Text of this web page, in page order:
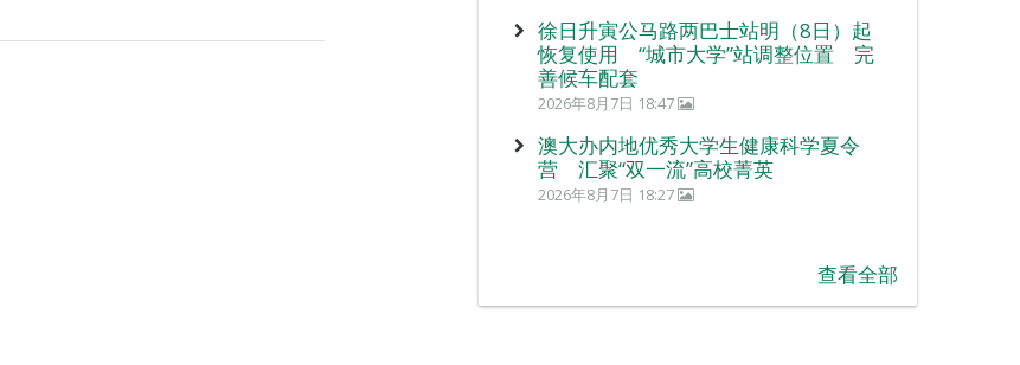
徐日升寅公马路两巴士站明（8日）起
恢复使用 “城市大学”站调整位置 完
善候车配套
2026年8月7日 18:47
澳大办内地优秀大学生健康科学夏令
营 汇聚“双一流”高校菁英
2026年8月7日 18:27
查看全部